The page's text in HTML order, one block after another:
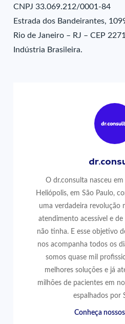
CNPJ 33.069.212/0001-84
Estrada dos Bandeirantes,
Rio de Janeiro – RJ – CEP
Indústria Brasileira.
O dr.consulta nasceu
Heliópolis, em São Paulo,
uma verdadeira revolução
atendimento acessível e
não tinha. E esse objetivo
nos acompanha todos os
somos quase mil
melhores soluções e já
milhões de pacientes em
espalhados por
Conheça